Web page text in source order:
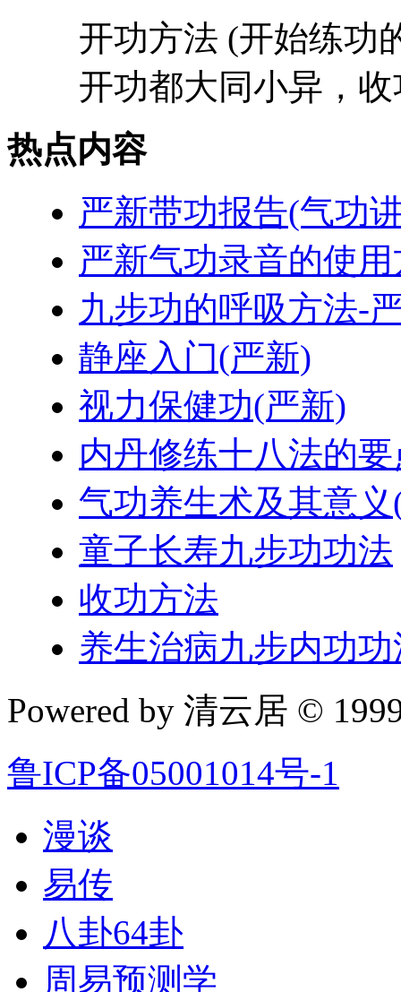
开功方法 (开始练功
开功都大同小异，
热点内容
严新带功报告(气功
严新气功录音的使
九步功的呼吸方法-
静座入门(严新)
视力保健功(严新)
内丹修练十八法的要
气功养生术及其意
童子长寿九步功功法
收功方法
养生治病九步内功功
Powered by 清云居 ©
鲁ICP备05001014号-1
漫谈
易传
八卦64卦
周易预测学